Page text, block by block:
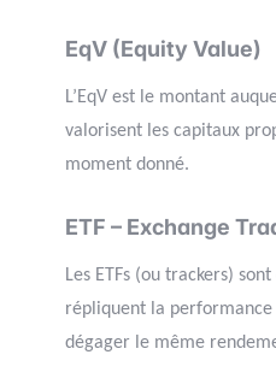
EqV (Equity Value)
L’EqV est le montant
valorisent les capitaux
moment donné.
ETF – Exchange
Les ETFs (ou trackers)
répliquent la
dégager le même